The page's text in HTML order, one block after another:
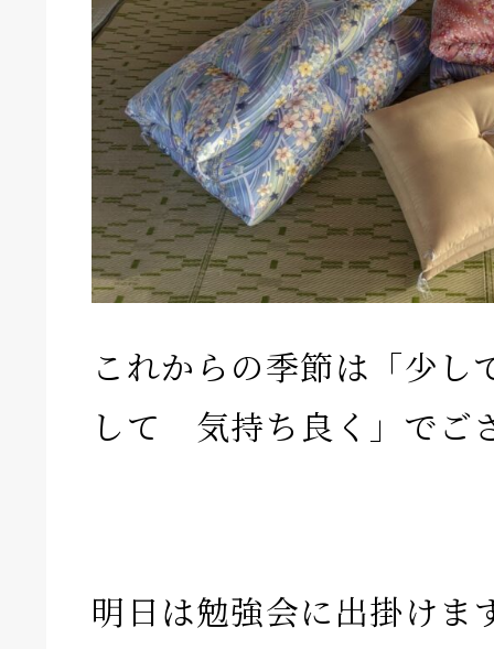
これからの季節は「少
して 気持ち良く」でご
明日は勉強会に出掛けま